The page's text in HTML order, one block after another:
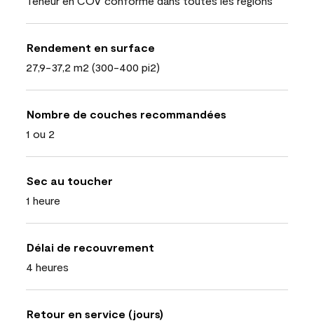
Rendement en surface
27,9-37,2 m2 (300-400 pi2)
Nombre de couches recommandées
1 ou 2
Sec au toucher
1 heure
Délai de recouvrement
4 heures
Retour en service (jours)